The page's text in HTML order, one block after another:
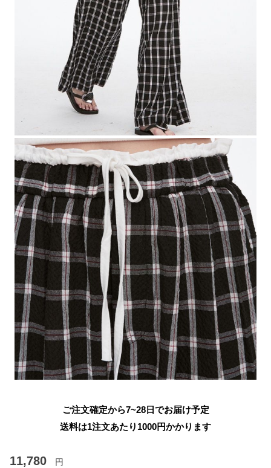
ご注文確定から7~28日でお届け予定
送料は1注文あたり 1000円かかります
11,780 円